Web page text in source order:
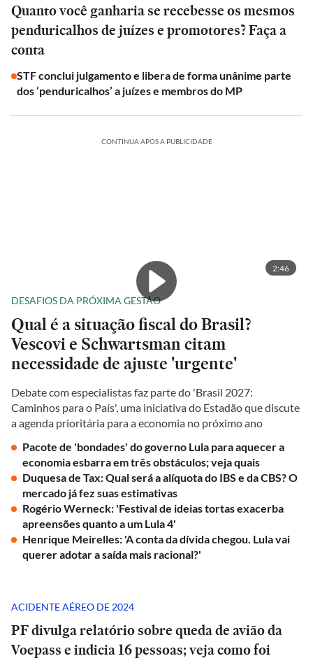
Quanto você ganharia se recebesse os mesmos
penduricalhos de juízes e promotores? Faça a
conta
STF conclui julgamento e libera de forma unânime parte
dos ‘penduricalhos’ a juízes e membros do MP
CONTINUA APÓS A PUBLICIDADE
2:46
DESAFIOS DA PRÓXIMA GESTÃO
Qual é a situação fiscal do Brasil?
Vescovi e Schwartsman citam
necessidade de ajuste 'urgente'
Debate com especialistas faz parte do 'Brasil 2027:
Caminhos para o País', uma iniciativa do Estadão que discute
a agenda prioritária para a economia no próximo ano
Pacote de 'bondades' do governo Lula para aquecer a
economia esbarra em três obstáculos; veja quais
Duquesa de Tax: Qual será a alíquota do IBS e da CBS? O
mercado já fez suas estimativas
Rogério Werneck: 'Festival de ideias tortas exacerba
apreensões quanto a um Lula 4'
Henrique Meirelles: 'A conta da dívida chegou. Lula vai
querer adotar a saída mais racional?'
ACIDENTE AÉREO DE 2024
PF divulga relatório sobre queda de avião da
Voepass e indicia 16 pessoas; veja como foi